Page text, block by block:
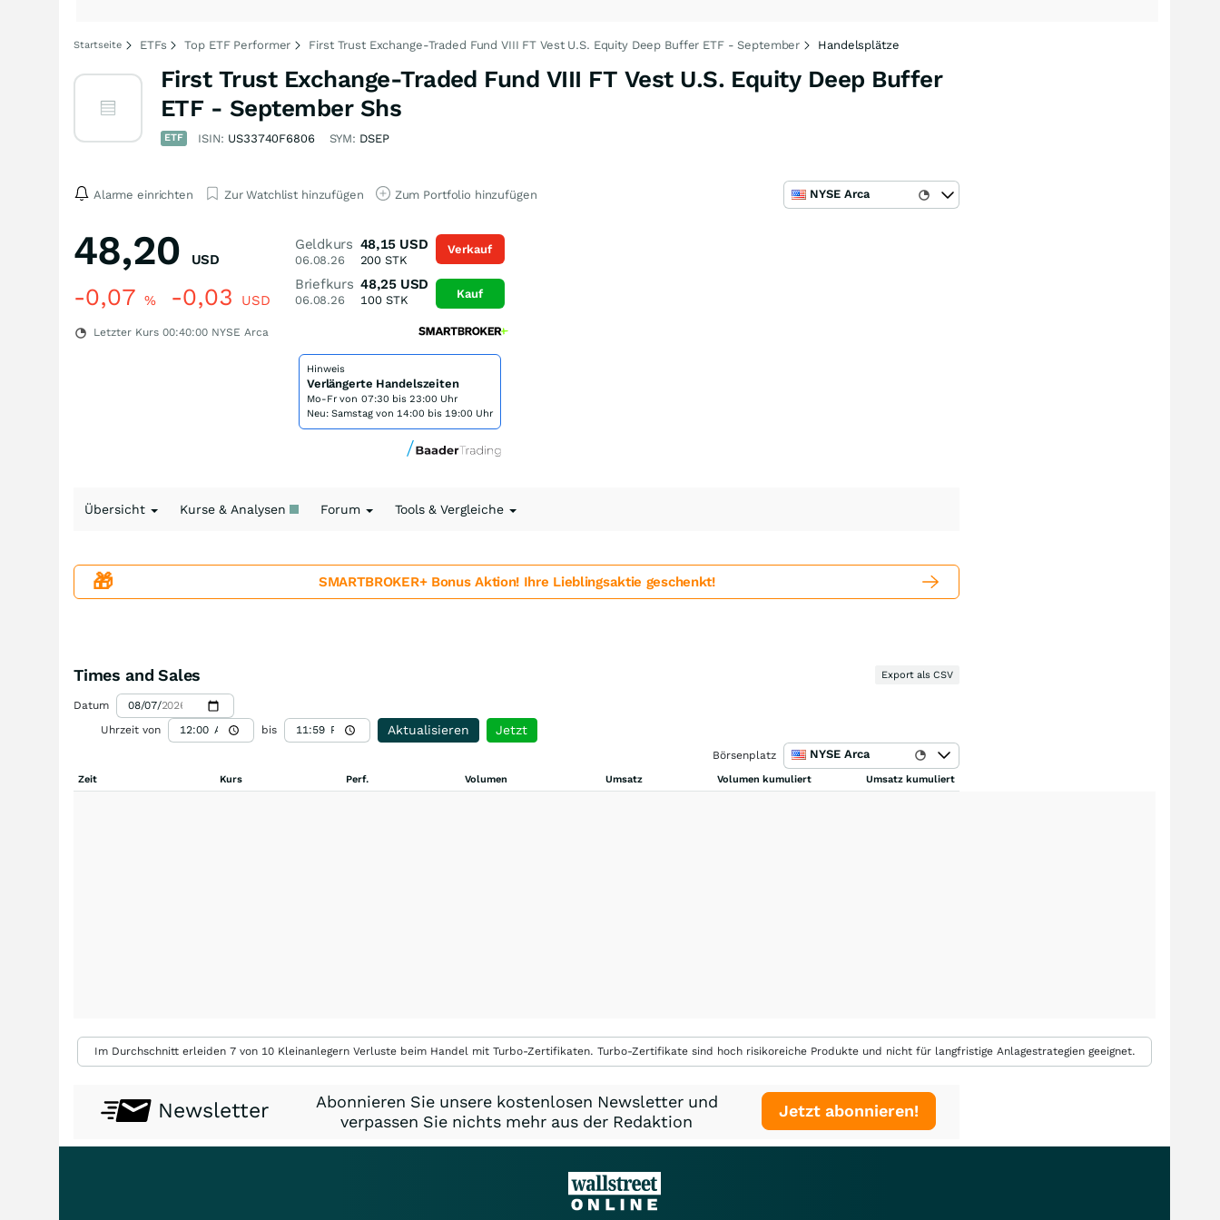
Startseite ETFs Top ETF Performer First Trust Exchange-Traded Fund VIII FT Vest U.S. Equity Deep Buffer ETF - September Handelsplätze
First Trust Exchange-Traded Fund VIII FT Vest U.S. Equity Deep Buffer
ETF - September Shs
ETF ISIN: US33740F6806 SYM: DSEP
Alarme einrichten Zur Watchlist hinzufügen Zum Portfolio hinzufügen NYSE Arca
48,20 USD
-0,07 % -0,03 USD
Letzter Kurs 00:40:00 NYSE Arca
Geldkurs
06.08.26
48,15 USD
200 STK
Briefkurs
06.08.26
48,25 USD
100STK
Verkauf
Kauf
Hinweis
Verlängerte Handelszeiten
Mo-Fr von 07:30 bis 23:00 Uhr
Neu: Samstag von 14:00 bis 19:00 Uhr
Übersicht Kurse & Analysen Forum Tools & Vergleiche
🎁 SMARTBROKER+ Bonus Aktion! Ihre Lieblingsaktie geschenkt!
Times and Sales Export als CSV
Datum
Uhrzeit von
bis Aktualisieren Jetzt
Börsenplatz NYSE Arca
Zeit Kurs Perf. Volumen Umsatz Volumen kumuliert Umsatz kumuliert
Im Durchschnitt erleiden 7 von 10 Kleinanlegern Verluste beim Handel mit Turbo-Zertifikaten. Turbo-Zertifikate sind hoch risikoreiche Produkte und nicht für langfristige Anlagestrategien geeignet.
Newsletter
Abonnieren Sie unsere kostenlosen Newsletter und
verpassen Sie nichts mehr aus der Redaktion
Jetzt abonnieren!